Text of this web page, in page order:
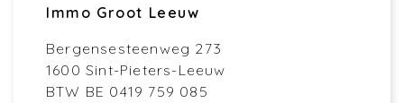
Immo Groot Leeuw
Bergensesteenweg 273
1600 Sint-Pieters-Leeuw
BTW BE 0419 759 085